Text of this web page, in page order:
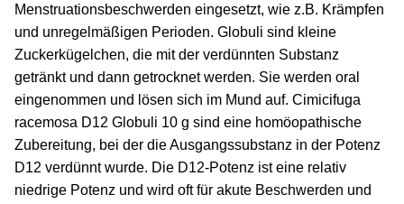
Menstruationsbeschwerden eingesetzt, wie z.B. Krämpfen
und unregelmäßigen Perioden. Globuli sind kleine
Zuckerkügelchen, die mit der verdünnten Substanz
getränkt und dann getrocknet werden. Sie werden oral
eingenommen und lösen sich im Mund auf. Cimicifuga
racemosa D12 Globuli 10 g sind eine homöopathische
Zubereitung, bei der die Ausgangssubstanz in der Potenz
D12 verdünnt wurde. Die D12-Potenz ist eine relativ
niedrige Potenz und wird oft für akute Beschwerden und